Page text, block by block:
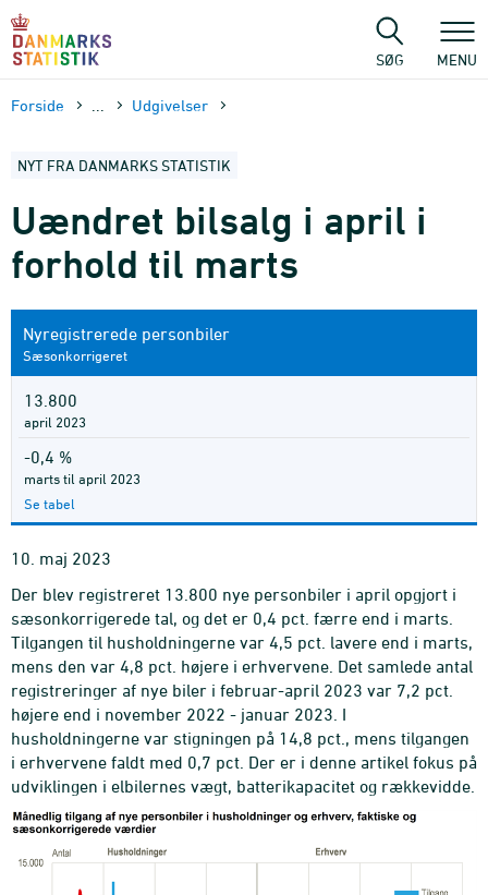
sidens
SØG MENU
Forside Udgivelser
NYT FRA DANMARKS STATISTIK
Uændret bilsalg i april i
forhold til marts
Nyregistrerede personbiler
Sæsonkorrigeret
13.800
april 2023
-0,4 %
marts til april 2023
Se tabel
10. maj 2023
Der blev registreret 13.800 nye personbiler i april opgjort i
sæsonkorrigerede tal, og det er 0,4 pct. færre end i marts.
Tilgangen til husholdningerne var 4,5 pct. lavere end i marts,
mens den var 4,8 pct. højere i erhvervene. Det samlede antal
registreringer af nye biler i februar-april 2023 var 7,2 pct.
højere end i november 2022 - januar 2023. I
husholdningerne var stigningen på 14,8 pct., mens tilgangen
i erhvervene faldt med 0,7 pct. Der er i denne artikel fokus på
udviklingen i elbilernes vægt, batterikapacitet og rækkevidde.